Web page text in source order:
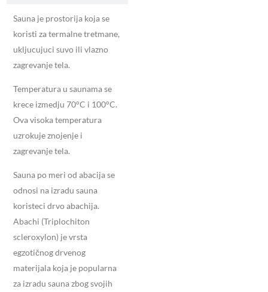
Sauna je prostorija koja se
koristi za termalne tretmane,
ukljucujuci suvo ili vlazno
zagrevanje tela.
Temperatura u saunama se
krece izmedju 70°C i 100°C.
Ova visoka temperatura
uzrokuje znojenje i
zagrevanje tela.
Sauna po meri od abacija se
odnosi na izradu sauna
koristeci drvo abachija.
Abachi (Triplochiton
scleroxylon) je vrsta
egzotičnog drvenog
materijala koja je popularna
za izradu sauna zbog svojih